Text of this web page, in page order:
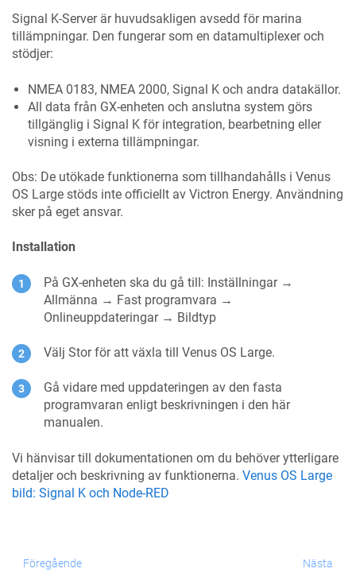
Signal K-Server är huvudsakligen avsedd för marina
tillämpningar. Den fungerar som en datamultiplexer och
stödjer:
NMEA 0183, NMEA 2000, Signal K och andra datakällor.
All data från GX-enheten och anslutna system görs
tillgänglig i Signal K för integration, bearbetning eller
visning i externa tillämpningar.
Obs: De utökade funktionerna som tillhandahålls i Venus
OS Large stöds inte officiellt av Victron Energy. Användning
sker på eget ansvar.
Installation
På GX-enheten ska du gå till: Inställningar →
Allmänna → Fast programvara →
Onlineuppdateringar → Bildtyp
Välj Stor för att växla till Venus OS Large.
Gå vidare med uppdateringen av den fasta
programvaran enligt beskrivningen i den här
manualen.
Vi hänvisar till dokumentationen om du behöver ytterligare
detaljer och beskrivning av funktionerna. Venus OS Large
bild: Signal K och Node-RED
Föregående Nästa